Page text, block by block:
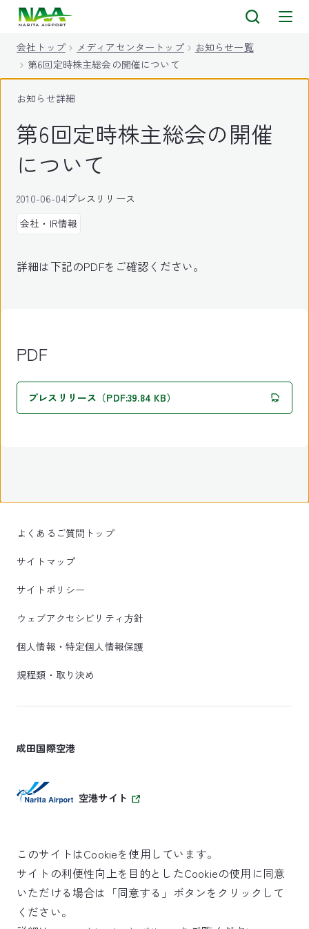
会社トップ メディアセンタートップ
お知らせ一覧
第6回定時株主総会の開催について
お知らせ詳細
第6回定時株主総会の開催
について
2010-06-04プレスリリース
会社・IR情報
詳細は下記のPDFをご確認ください。
PDF
プレスリリース（PDF:39.84 KB）
よくあるご質問トップ
サイトマップ
サイトポリシー
ウェブアクセシビリティ方針
個人情報・特定個人情報保護
規程類・取り決め
成田国際空港
空港サイト
SKYTRAX
5スターエアポート
このサイトはCookieを使用しています。
サイトの利便性向上を目的としたCookieの使用に同意
いただける場合は「同意する」ボタンをクリックして
ください。